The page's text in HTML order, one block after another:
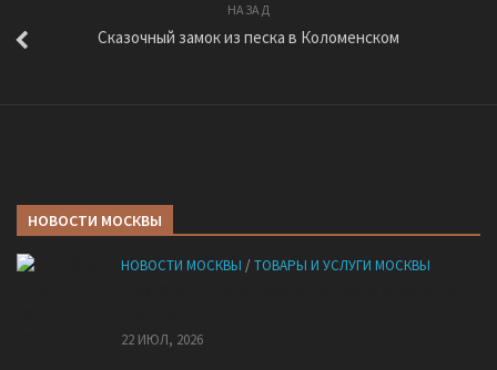
НАЗАД
Сказочный замок из песка в Коломенском
НОВОСТИ МОСКВЫ
НОВОСТИ МОСКВЫ /ТОВАРЫ И УСЛУГИ МОСКВЫ
22 ИЮЛ, 2026